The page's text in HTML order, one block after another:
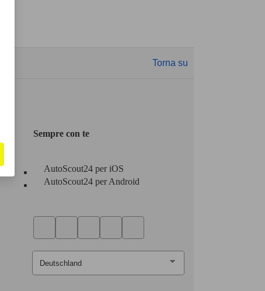
Torna su
Sempre con te
AutoScout24 per iOS
AutoScout24 per Android